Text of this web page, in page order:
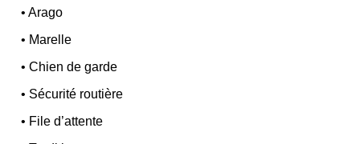
•Arago
• Marelle
•Chien de garde
• Sécurité routière
• File d’attente